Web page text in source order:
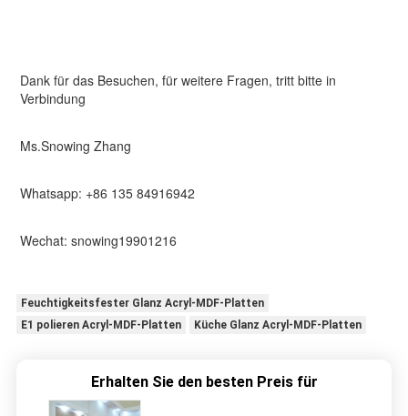
Dank für das Besuchen, für weitere Fragen, tritt bitte in
Verbindung
Ms.Snowing Zhang
Whatsapp: +86 135 84916942
Wechat: snowing19901216
Feuchtigkeitsfester Glanz Acryl-MDF-Platten
E1 polieren Acryl-MDF-Platten
Küche Glanz Acryl-MDF-Platten
Erhalten Sie den besten Preis für